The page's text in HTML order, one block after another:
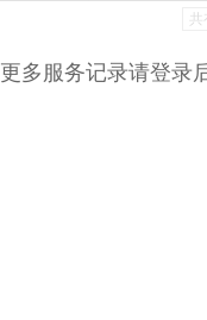
更多服务记录请登录